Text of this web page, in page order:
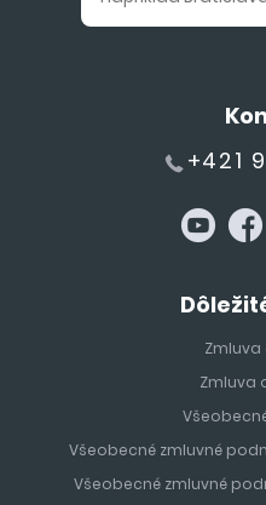
+421
Zmluva
Zmluva
Všeobecné zmluvné
Všeobecné zmluvné